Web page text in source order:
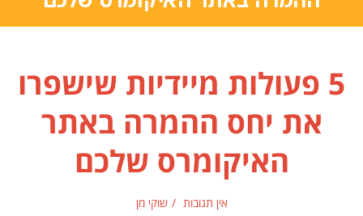
5 פעולות מיידיות שישפרו
את יחס ההמרה באתר
האיקומרס שלכם
אין תגובות שוקי מן